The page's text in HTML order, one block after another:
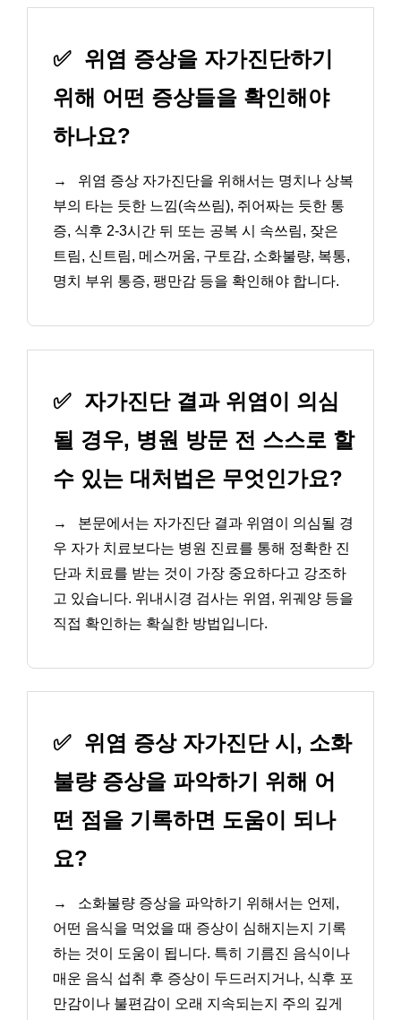
✅ 위염 증상을 자가진단하기
위해 어떤 증상들을 확인해야
하나요?
→
위염 증상 자가진단을 위해서는 명치나 상복
부의 타는 듯한 느낌(속쓰림), 쥐어짜는 듯한 통
증, 식후 2-3시간 뒤 또는 공복 시 속쓰림, 잦은
트림, 신트림, 메스꺼움, 구토감, 소화불량, 복통,
명치 부위 통증, 팽만감 등을 확인해야 합니다.
✅ 자가진단 결과 위염이 의심
될 경우, 병원 방문 전 스스로 할
수 있는 대처법은 무엇인가요?
→
본문에서는 자가진단 결과 위염이 의심될 경
우 자가 치료보다는 병원 진료를 통해 정확한 진
단과 치료를 받는 것이 가장 중요하다고 강조하
고 있습니다. 위내시경 검사는 위염, 위궤양 등을
직접 확인하는 확실한 방법입니다.
✅ 위염 증상 자가진단 시, 소화
불량 증상을 파악하기 위해 어
떤 점을 기록하면 도움이 되나
요?
→
소화불량 증상을 파악하기 위해서는 언제,
어떤 음식을 먹었을 때 증상이 심해지는지 기록
하는 것이 도움이 됩니다. 특히 기름진 음식이나
매운 음식 섭취 후 증상이 두드러지거나, 식후 포
만감이나 불편감이 오래 지속되는지 주의 깊게